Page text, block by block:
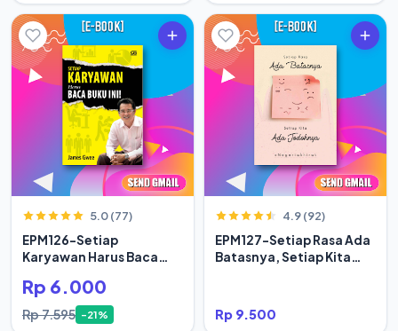
5.0 (77)
EPM126-Setiap
Karyawan Harus Baca
Rp 6.000
Rp 7.595 -21%
4.9 (92)
EPM127-Setiap Rasa Ada
Batasnya, Setiap Kita
Rp 9.500